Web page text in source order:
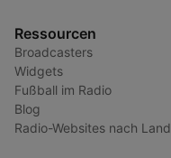
Ressourcen
Broadcasters
Widgets
Fußball im Radio
Blog
Radio-Websites nach Land